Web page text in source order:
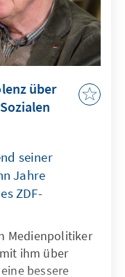
über
seiner
Jahre
ZDF-
Medienpolitiker
ihm über
bessere